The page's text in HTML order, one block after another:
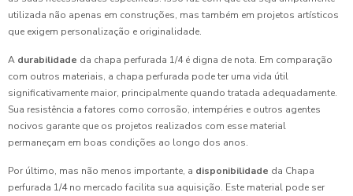
utilizada não apenas em construções, mas também em projetos artísticos
que exigem personalização e originalidade.
A durabilidade da chapa perfurada 1/4 é digna de nota. Em comparação
com outros materiais, a chapa perfurada pode ter uma vida útil
significativamente maior, principalmente quando tratada adequadamente.
Sua resistência a fatores como corrosão, intempéries e outros agentes
nocivos garante que os projetos realizados com esse material
permaneçam em boas condições ao longo dos anos.
Por último, mas não menos importante, a disponibilidade da Chapa
perfurada 1/4 no mercado facilita sua aquisição. Este material pode ser